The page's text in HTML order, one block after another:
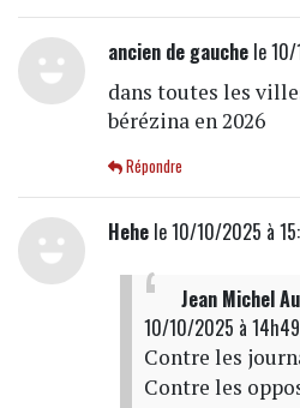
ancien de gauchele 10/
dans toutes les
bérézina en 2026
Répondre
Hehele 10/10/2025 à
Jean Michel
10/10/2025 à 14h49
Contre les
Contre les